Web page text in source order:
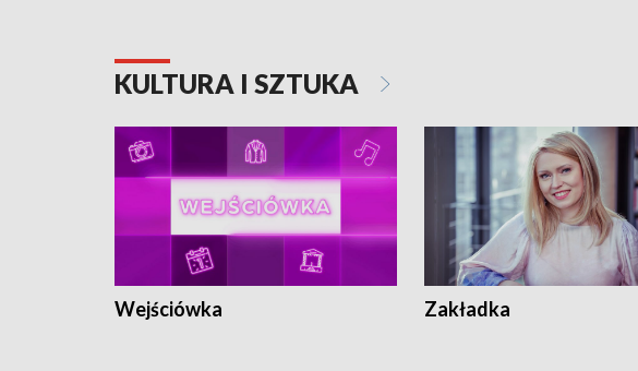
KULTURA I SZTUKA
Wejściówka Zakładka